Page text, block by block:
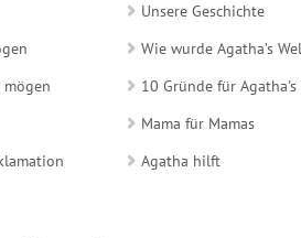
Unsere Geschichte
Wie wurde Agatha’s
10 Gründe für Agatha's
Mama für Mamas
Agatha hilft